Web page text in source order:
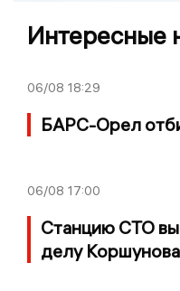
Интересные
06/08 18:29
БАРС-Орел
06/08 17:00
Станцию СТО
делу Коршунова